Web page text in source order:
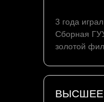
ВЫСШЕЕ
3 года
Сборная
золотой